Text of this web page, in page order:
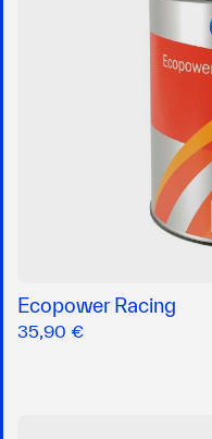
Ecopower Racing
35,90 €